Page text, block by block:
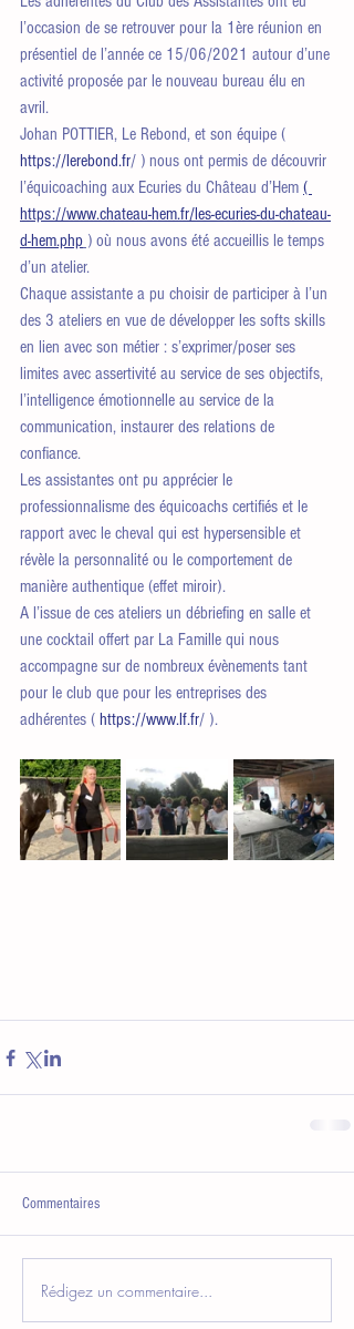
l’occasion de se retrouver pour la 1ère réunion en
présentiel de l’année ce 15/06/2021 autour d’une
activité proposée par le nouveau bureau élu en
avril.
Johan POTTIER, Le Rebond, et son équipe (
https://lerebond.fr/ ) nous ont permis de découvrir
l’équicoaching aux Ecuries du Château d’Hem (
https://www.chateau-hem.fr/les-ecuries-du-chateau-
d-hem.php ) où nous avons été accueillis le temps
d’un atelier.
Chaque assistante a pu choisir de participer à l’un
des 3 ateliers en vue de développer les softs skills
en lien avec son métier : s’exprimer/poser ses
limites avec assertivité au service de ses objectifs,
l’intelligence émotionnelle au service de la
communication, instaurer des relations de
confiance.
Les assistantes ont pu apprécier le
professionnalisme des équicoachs certifiés et le
rapport avec le cheval qui est hypersensible et
révèle la personnalité ou le comportement de
manière authentique (effet miroir).
A l’issue de ces ateliers un débriefing en salle et
une cocktail offert par La Famille qui nous
accompagne sur de nombreux évènements tant
pour le club que pour les entreprises des
adhérentes ( https://www.lf.fr/ ).
Commentaires
Rédigez un commentaire...